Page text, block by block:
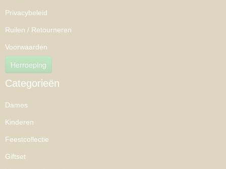
Privacybeleid
Ruilen / Retourneren
Voorwaarden
Herroeping
Categorieën
Dames
Kinderen
Feestcollectie
Giftset